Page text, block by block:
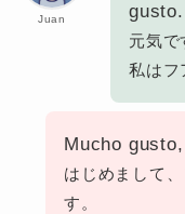
Juan
元気で
私はフ
Mucho
はじめまして
す。